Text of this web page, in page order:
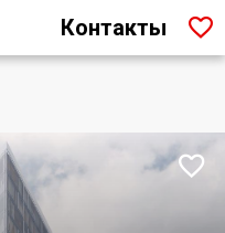
Контакты 
